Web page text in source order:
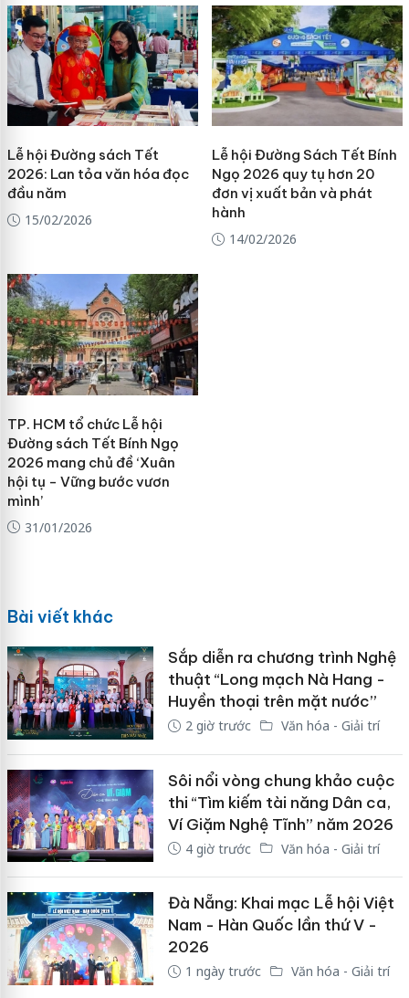
Lễ hội Đường sách Tết
2026: Lan tỏa văn hóa đọc
đầu năm
15/02/2026
Lễ hội Đường Sách Tết Bính
Ngọ 2026 quy tụ hơn 20
đơn vị xuất bản và phát
hành
14/02/2026
TP. HCM tổ chức Lễ hội
Đường sách Tết Bính Ngọ
2026 mang chủ đề ‘Xuân
hội tụ - Vững bước vươn
mình’
31/01/2026
Bài viết khác
Sắp diễn ra chương trình Nghệ
thuật “Long mạch Nà Hang -
Huyền thoại trên mặt nước”
2 giờ trước Văn hóa - Giải trí
Sôi nổi vòng chung khảo cuộc
thi “Tìm kiếm tài năng Dân ca,
Ví Giặm Nghệ Tĩnh” năm 2026
4 giờ trước Văn hóa - Giải trí
Đà Nẵng: Khai mạc Lễ hội Việt
Nam - Hàn Quốc lần thứ V -
2026
1 ngày trước Văn hóa - Giải trí